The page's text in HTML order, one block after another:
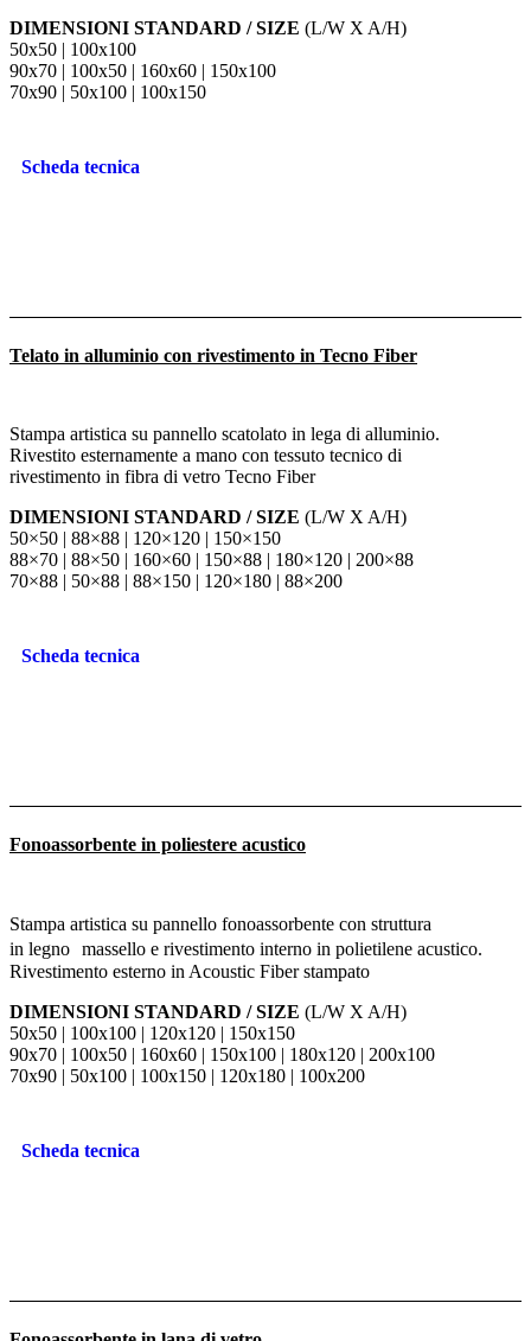
DIMENSIONI STANDARD / SIZE (L/W X A/H)
50x50 | 100x100
90x70 | 100x50 | 160x60 | 150x100
70x90 | 50x100 | 100x150
Scheda tecnica
Telato in alluminio con rivestimento in Tecno Fiber
Stampa artistica su pannello scatolato in lega di alluminio.
Rivestito esternamente a mano con tessuto tecnico di
rivestimento in fibra di vetro Tecno Fiber
DIMENSIONI STANDARD / SIZE (L/W X A/H)
50×50 | 88×88 | 120×120 | 150×150
88×70 | 88×50 | 160×60 | 150×88 | 180×120 | 200×88
70×88 | 50×88 | 88×150 | 120×180 | 88×200
Scheda tecnica
Fonoassorbente in poliestere acustico
Stampa artistica su pannello fonoassorbente con struttura
in legno massello e rivestimento interno in polietilene acustico.
Rivestimento esterno in Acoustic Fiber stampato
DIMENSIONI STANDARD / SIZE (L/W X A/H)
50x50 | 100x100 | 120x120 | 150x150
90x70 | 100x50 | 160x60 | 150x100 | 180x120 | 200x100
70x90 | 50x100 | 100x150 | 120x180 | 100x200
Scheda tecnica